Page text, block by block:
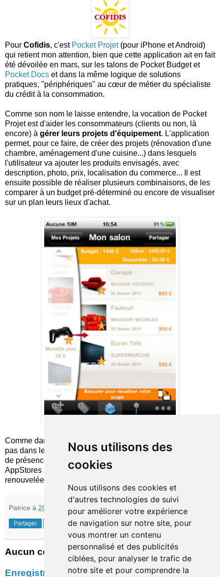
Nous utilisons des
cookies
Nous utilisons des cookies et
d'autres technologies de suivi
pour améliorer votre expérience
de navigation sur notre site, pour
vous montrer un contenu
personnalisé et des publicités
ciblées, pour analyser le trafic de
notre site et pour comprendre la
Pour Cofidis, c'est Pocket Projet(pour iPhone et Android)
qui retient mon attention, bien que cette application ait en fait
été dévoilée en mars, sur les talons de Pocket Budget et
Pocket Docs et dans la même logique de solutions
pratiques, "périphériques" au cœur de métier du spécialiste
du crédit à la consommation.
Comme son nom le laisse entendre, la vocation de Pocket
Projet est d'aider les consommateurs (clients ou non, là
encore) à gérer leurs projets d'équipement. L'application
permet, pour ce faire, de créer des projets (rénovation d'une
chambre, aménagement d'une cuisine...) dans lesquels
l'utilisateur va ajouter les produits envisagés, avec
description, photo, prix, localisation du commerce... Il est
ensuite possible de réaliser plusieurs combinaisons, de les
comparer à un budget pré-déterminé ou encore de visualiser
sur un plan leurs lieux d'achat.
Comme dans le cas de la Caixa, cette application ne restera
pas dans les annales. Elle confirme en tous cas la stratégie
de présence, plutôt orientée marketing, de Cofidis sur les
AppStores mobiles, avec des solutions pratiques et
renouvelées régulièrement.
Patrice à 20:22
Partager
Aucun commentaire:
Enregistrer un commentaire